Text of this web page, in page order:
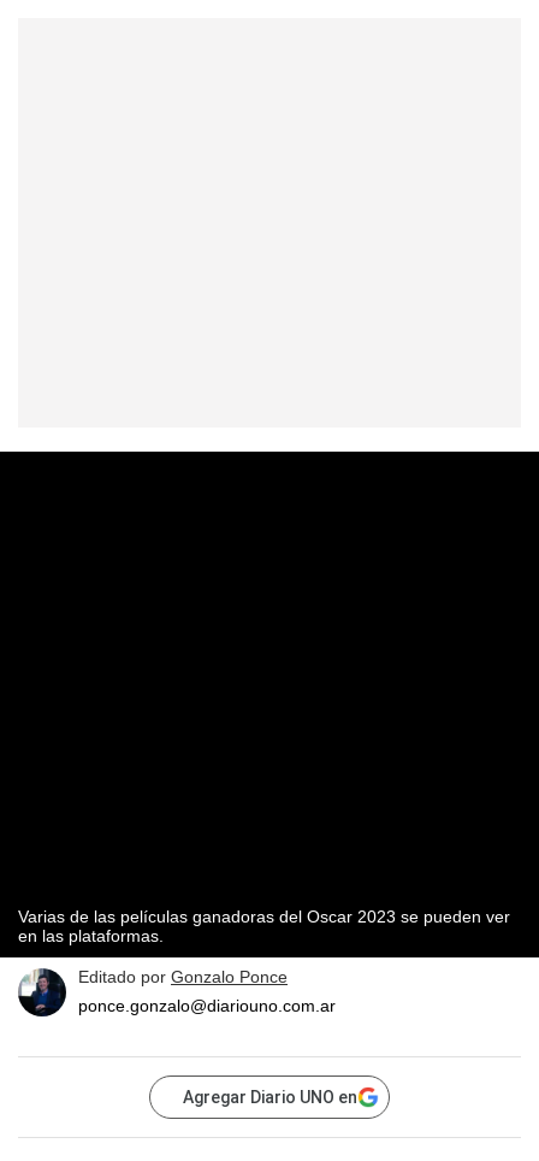
Varias de las películas ganadoras del Oscar 2023 se pueden ver
en las plataformas.
Editado por Gonzalo Ponce
ponce.gonzalo@diariouno.com.ar
Agregar Diario UNO en